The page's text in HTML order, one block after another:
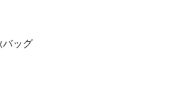
バッグ